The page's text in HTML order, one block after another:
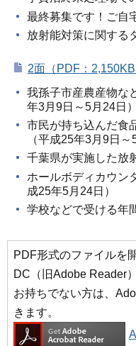
最終募集です！ご自
放射能対策に関する
2面（PDF：2,150KB
我孫子市産農産物な
年3月9日～5月24日）
市民が持ち込んだ食
（平成25年3月9日
千葉県が実施した放
ホールボディカウン
成25年5月24日）
学校などで受ける年
PDF形式のファイルを
DC（旧Adobe Reader
お持ちでない方は、
きます。